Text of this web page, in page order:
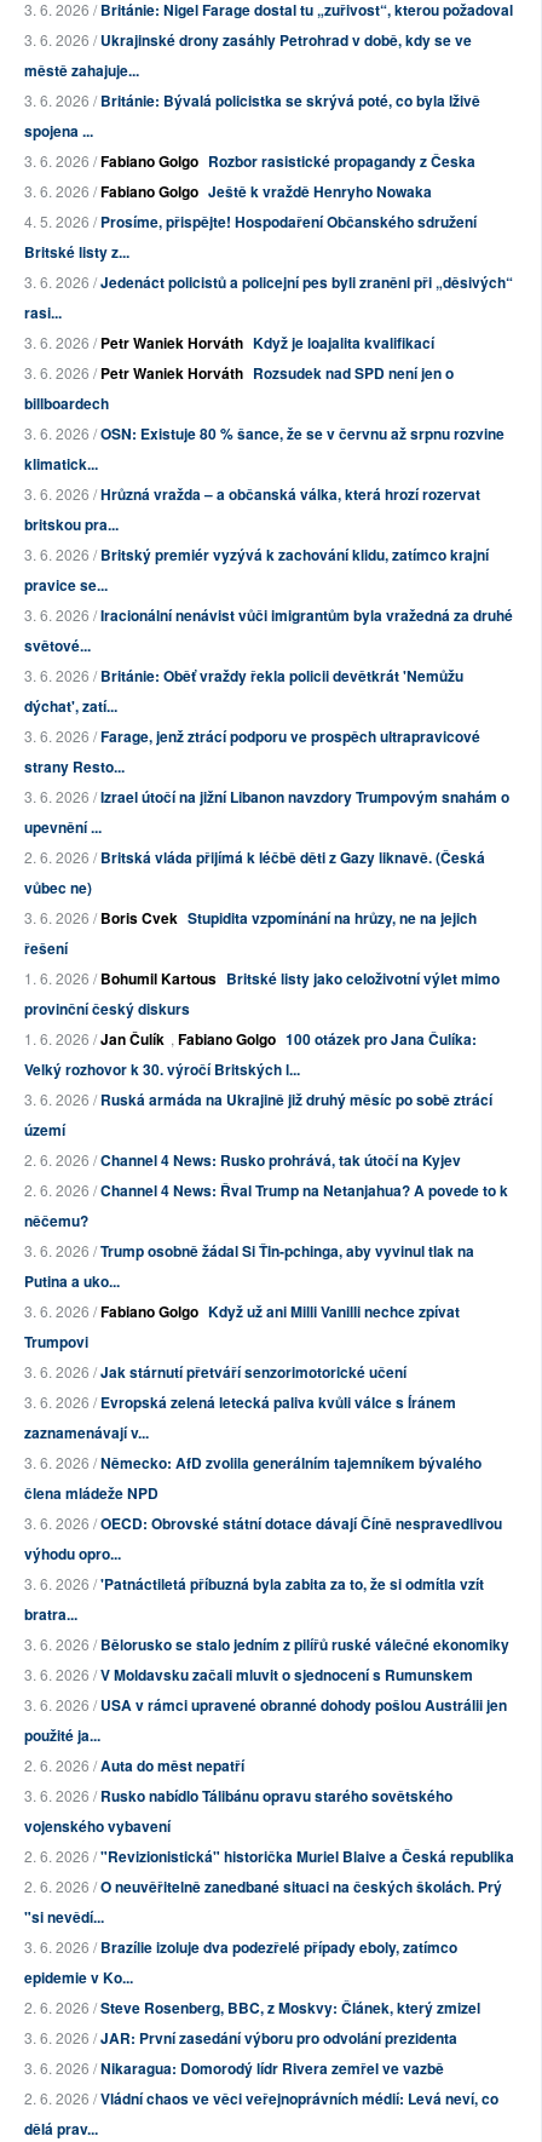
3. 6. 2026 /Británie: Nigel Farage dostal tu „zuřivost“, kterou požadoval
3. 6. 2026 /Ukrajinské drony zasáhly Petrohrad v době, kdy se ve
městě zahajuje...
3. 6. 2026 /Británie: Bývalá policistka se skrývá poté, co byla lživě
spojena ...
3. 6. 2026 /Fabiano Golgo Rozbor rasistické propagandy z Česka
3. 6. 2026 /Fabiano Golgo Ještě k vraždě Henryho Nowaka
4. 5. 2026 /Prosíme, přispějte! Hospodaření Občanského sdružení
Britské listy z...
3. 6. 2026 /Jedenáct policistů a policejní pes byli zraněni při „děsivých“
rasi...
3. 6. 2026 /Petr Waniek Horváth Když je loajalita kvalifikací
3. 6. 2026 /Petr Waniek Horváth Rozsudek nad SPD není jen o
billboardech
3. 6. 2026 /OSN: Existuje 80 % šance, že se v červnu až srpnu rozvine
klimatick...
3. 6. 2026 /Hrůzná vražda – a občanská válka, která hrozí rozervat
britskou pra...
3. 6. 2026 /Britský premiér vyzývá k zachování klidu, zatímco krajní
pravice se...
3. 6. 2026 /Iracionální nenávist vůči imigrantům byla vražedná za druhé
světové...
3. 6. 2026 /Británie: Oběť vraždy řekla policii devětkrát 'Nemůžu
dýchat', zatí...
3. 6. 2026 /Farage, jenž ztrácí podporu ve prospěch ultrapravicové
strany Resto...
3. 6. 2026 /Izrael útočí na jižní Libanon navzdory Trumpovým snahám o
upevnění ...
2. 6. 2026 /Britská vláda přijímá k léčbě děti z Gazy liknavě. (Česká
vůbec ne)
3. 6. 2026 /Boris Cvek Stupidita vzpomínání na hrůzy, ne na jejich
řešení
1. 6. 2026 /Bohumil Kartous Britské listy jako celoživotní výlet mimo
provinční český diskurs
1. 6. 2026 /Jan Čulík , Fabiano Golgo 100 otázek pro Jana Čulíka:
Velký rozhovor k 30. výročí Britských l...
3. 6. 2026 /Ruská armáda na Ukrajině již druhý měsíc po sobě ztrácí
území
2. 6. 2026 /Channel 4 News: Rusko prohrává, tak útočí na Kyjev
2. 6. 2026 /Channel 4 News: Řval Trump na Netanjahua? A povede to k
něčemu?
3. 6. 2026 /Trump osobně žádal Si Ťin-pchinga, aby vyvinul tlak na
Putina a uko...
3. 6. 2026 /Fabiano Golgo Když už ani Milli Vanilli nechce zpívat
Trumpovi
3. 6. 2026 /Jak stárnutí přetváří senzorimotorické učení
3. 6. 2026 /Evropská zelená letecká paliva kvůli válce s Íránem
zaznamenávají v...
3. 6. 2026 /Německo: AfD zvolila generálním tajemníkem bývalého
člena mládeže NPD
3. 6. 2026 /OECD: Obrovské státní dotace dávají Číně nespravedlivou
výhodu opro...
3. 6. 2026 /'Patnáctiletá příbuzná byla zabita za to, že si odmítla vzít
bratra...
3. 6. 2026 /Bělorusko se stalo jedním z pilířů ruské válečné ekonomiky
3. 6. 2026 /V Moldavsku začali mluvit o sjednocení s Rumunskem
3. 6. 2026 /USA v rámci upravené obranné dohody pošlou Austrálii jen
použité ja...
2. 6. 2026 /Auta do měst nepatří
3. 6. 2026 /Rusko nabídlo Tálibánu opravu starého sovětského
vojenského vybavení
2. 6. 2026 /"Revizionistická" historička Muriel Blaive a Česká republika
2. 6. 2026 /O neuvěřitelně zanedbané situaci na českých školách. Prý
"si nevědí...
3. 6. 2026 /Brazílie izoluje dva podezřelé případy eboly, zatímco
epidemie v Ko...
2. 6. 2026 /Steve Rosenberg, BBC, z Moskvy: Článek, který zmizel
3. 6. 2026 /JAR: První zasedání výboru pro odvolání prezidenta
3. 6. 2026 /Nikaragua: Domorodý lídr Rivera zemřel ve vazbě
2. 6. 2026 /Vládní chaos ve věci veřejnoprávních médií: Levá neví, co
dělá prav...